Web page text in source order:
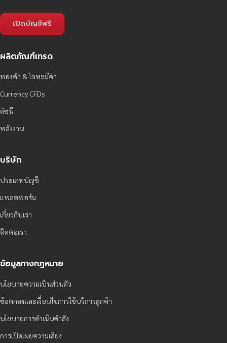
เปิดบัญชีฟรี
ผลิตภัณฑ์เทรด
ทองคำ & โลหะมีค่า
Currency CFDs
ดัชนี
พลังงาน
บริษัท
ประเภทบัญชี
แพลตฟอร์ม
เกี่ยวกับเรา
ติดต่อเรา
ข้อมูลทางกฎหมาย
นโยบายความเป็นส่วนตัว
ข้อตกลงและเงื่อนไขการใช้บริการลูกค้า
นโยบายการดำเนินคำสั่ง
การเปิดเผยความเสี่ยง